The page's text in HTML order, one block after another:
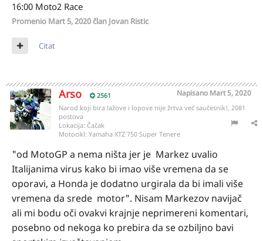
16:00 Moto2 Race
Promenio Mart 5, 2020član Jovan Ristic
Citat
Arso 2561 Napisano Mart 5, 2020
Narod koji bira lažove i lopove nije žrtva već saučesnik!, 2081
postova
Lokacija: Čačak
Motocikl: Yamaha XTZ 750 Super Tenere
"od MotoGP a nema ništa jer je Markez uvalio
Italijanima virus kako bi imao više vremena da se
oporavi, a Honda je dodatno urgirala da bi imali više
vremena da srede motor". Nisam Markezov navijač
ali mi bodu oči ovakvi krajnje neprimereni komentari,
posebno od nekoga ko prebira da se ozbiljno bavi